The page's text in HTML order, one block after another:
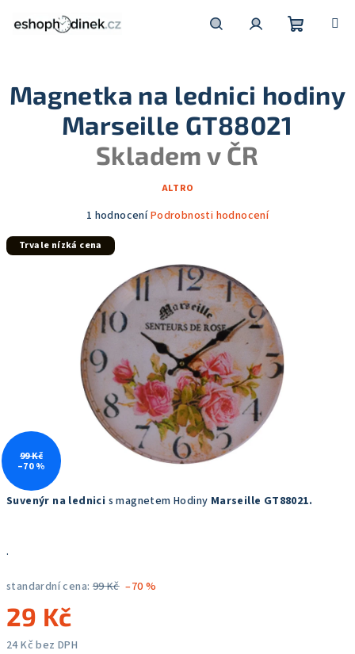
košík
Suvenýr na lednici s magnetem Hodiny Marseille GT88021.
.
standardní cena: 99 Kč –70 %
29 Kč
24 Kč bez DPH
Magnetka na lednici hodiny
Marseille GT88021
Skladem v ČR
ALTRO
Průměrné
produktu
hvězdiček.
1 hodnoceníPodrobnosti hodnocení
Trvale nízká cena
99 Kč
–70 %